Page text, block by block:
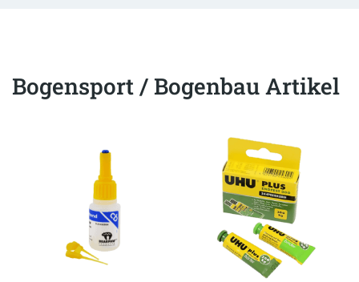
Bogensport / Bogenbau Artikel